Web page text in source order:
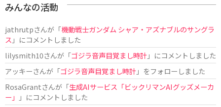
みんなの活動
jathrutpさんが「機動戦士ガンダム シャア・アズナブルのサングラ
ス 」にコメントしました
lilysmith10さんが「ゴジラ音声目覚まし時計」にコメントしました
アッキーさんが「ゴジラ音声目覚まし時計」をフォローしました
RosaGrantさんが「生成AIサービス「ビックリマンAIグッズメーカ
ー」
」にコメントしました